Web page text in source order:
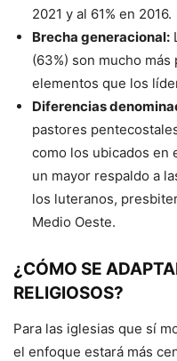
2021 y al 61% en 2016.
Brecha generacional:
(63%) son mucho
elementos que los
Diferencias
pastores
como los ubicados en
un mayor respaldo a
los luteranos,
Medio Oeste.
¿CÓMO SE
RELIGIOSOS?
Para las iglesias que sí
el enfoque estará más